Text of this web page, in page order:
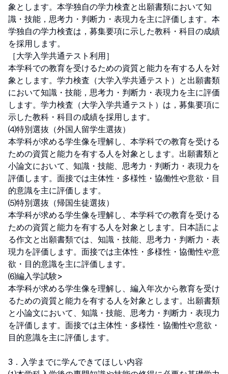
象とします。本学独自の学力検査と出願書類において知
識・技能，思考力・判断力・表現力を主に評価します。本
学独自の学力検査は，募集要項に示した教科・科目の成績
を採用します。
［大学入学共通テスト利用］
本学科での教育を受けるための資質と能力を有する人を対
象とします。学力検査（大学入学共通テスト）と出願書類
において知識・技能，思考力・判断力・表現力を主に評価
します。学力検査（大学入学共通テスト）は，募集要項に
示した教科・科目の成績を採用します。
⑷特別選抜（外国人留学生選抜）
本学科が求める学生像を理解し、本学科での教育を受ける
ための資質と能力を有する人を対象とします。出願書類と
小論文において、知識・技能、思考力・判断力・表現力を
評価します。面接では主体性・多様性・協働性や意欲・目
的意識を主に評価します。
⑸特別選抜（帰国生徒選抜）
本学科が求める学生像を理解し、本学科での教育を受ける
ための資質と能力を有する人を対象とします。日本語によ
る作文と出願書類では、知識・技能、思考力・判断力・表
現力を評価します。面接では主体性・多様性・協働性や意
欲・目的意識を主に評価します。
⑹編入学試験>
本学科が求める学生像を理解し、編入年次から教育を受け
るための資質と能力を有する人を対象とします。出願書類
と小論文において、知識・技能、思考力・判断力・表現力
を評価します。面接では主体性・多様性・協働性や意欲・
目的意識を主に評価します。
3．入学までに学んできてほしい内容